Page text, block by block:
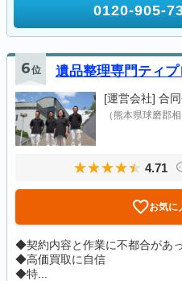
0120-905-
6位 遺品整理専門ティプ
[運営会社] 合
（熊本県球磨郡
4.71
お気に
◆契約内容と作業に不都合があ
◆高価買取に自信
◆特...